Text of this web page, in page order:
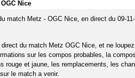
Nice
match Metz - OGC Nice, en direct du 09-
du match Metz OGC Nice, et ne
sur les compos probables, la
rouge et jaune, les remplacements, les
le match a venir.